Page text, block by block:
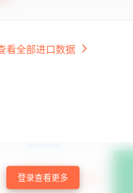
看全部进口数据
登录查看更多